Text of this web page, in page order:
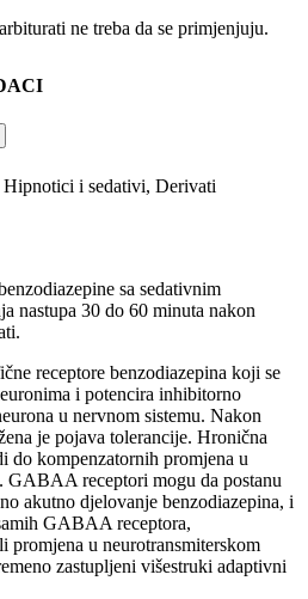
ne treba da se primjenjuju.
Hipnotici i sedativi, Derivati
sa sedativnim
nastupa 30 do 60 minuta nakon
receptore benzodiazepina koji se
i potencira inhibitorno
u nervnom sistemu. Nakon
je pojava tolerancije. Hronična
do kompenzatornih promjena u
GABAA receptori mogu da postanu
akutno djelovanje benzodiazepina, i
GABAA receptora,
promjena u neurotransmiterskom
zastupljeni višestruki adaptivni